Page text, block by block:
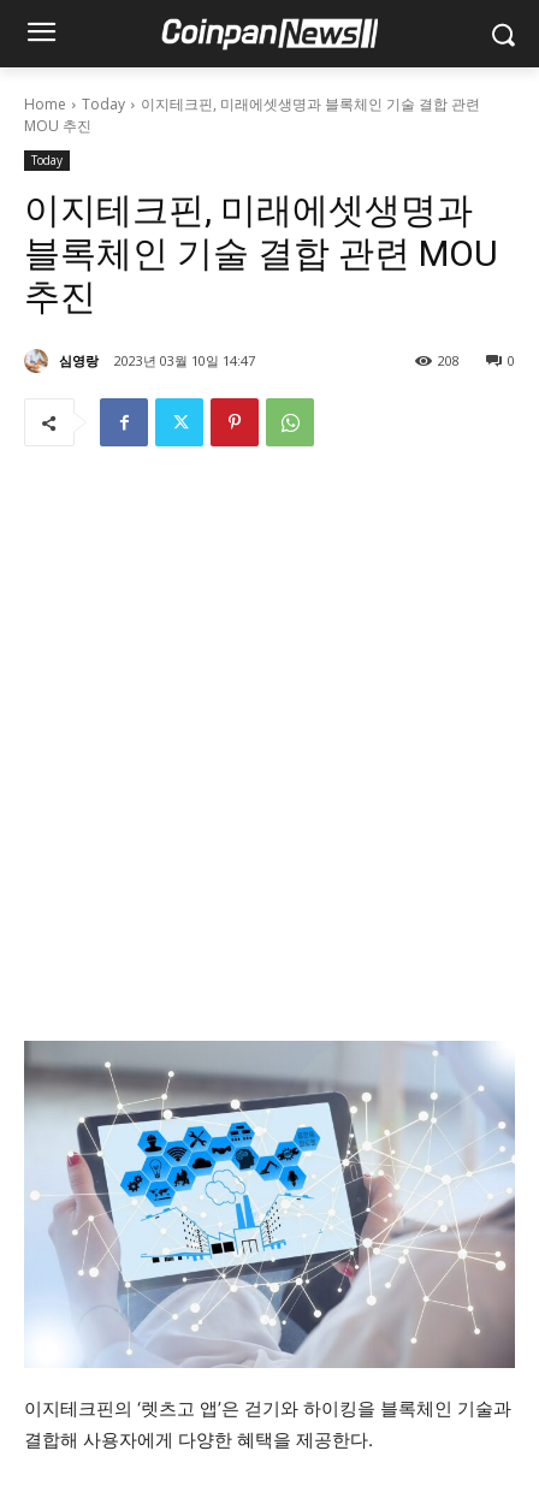
Home Today
이지테크핀, 미래에셋생명과 블록체인 기술 결합 관련
MOU 추진
Today
이지테크핀, 미래에셋생명과
블록체인 기술 결합 관련 MOU
추진
심영랑 2023년 03월 10일 14:47 0
208
이지테크핀의 ‘렛츠고 앱’은 걷기와 하이킹을 블록체인 기술과
결합해 사용자에게 다양한 혜택을 제공한다.